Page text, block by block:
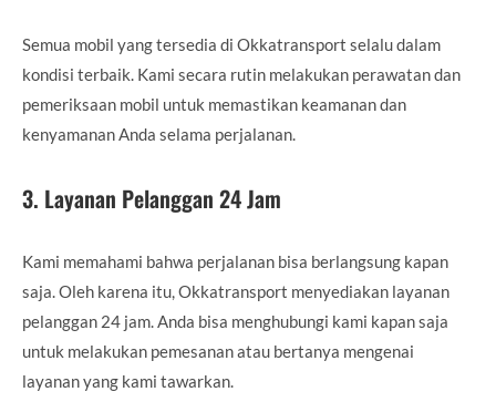
Semua mobil yang tersedia di Okkatransport selalu dalam
kondisi terbaik. Kami secara rutin melakukan perawatan dan
pemeriksaan mobil untuk memastikan keamanan dan
kenyamanan Anda selama perjalanan.
3. Layanan Pelanggan 24 Jam
Kami memahami bahwa perjalanan bisa berlangsung kapan
saja. Oleh karena itu, Okkatransport menyediakan layanan
pelanggan 24 jam. Anda bisa menghubungi kami kapan saja
untuk melakukan pemesanan atau bertanya mengenai
layanan yang kami tawarkan.